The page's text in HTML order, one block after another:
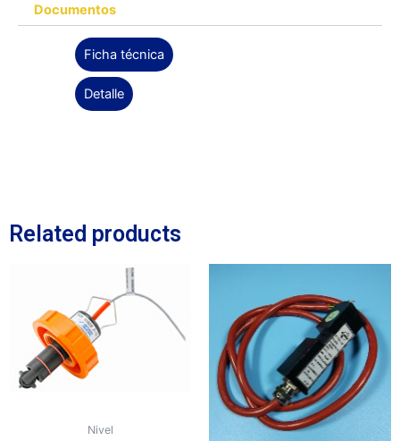
Documentos
Ficha técnica
Detalle
Related products
Nivel